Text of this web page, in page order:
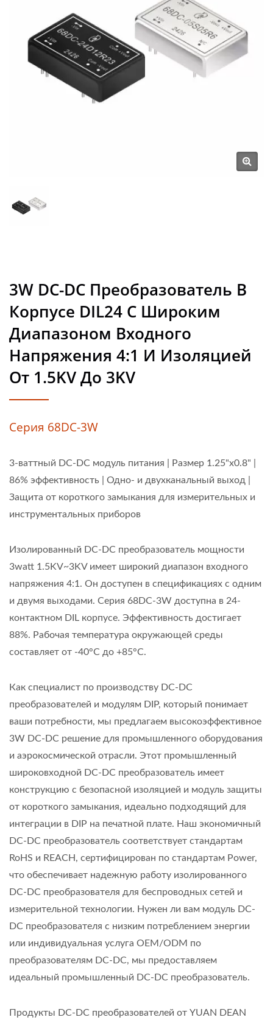
Инструментальных
Приборов / Более 32 Лет
Производитель
Источников Питания И
Магнитных Компонентов |
3W DC-DC Преобразователь В
Корпусе DIL24 С Широким
Диапазоном Входного
Напряжения 4:1 И Изоляцией
От 1.5KV До 3KV
Серия 68DC-3W
3-ваттный DC-DC модуль питания | Размер 1.25"x0.8" |
86% эффективность | Одно- и двухканальный выход |
Защита от короткого замыкания для измерительных и
инструментальных приборов
Изолированный DC-DC преобразователь мощности
3watt 1.5KV~3KV имеет широкий диапазон входного
напряжения 4:1. Он доступен в спецификациях с одним
и двумя выходами. Серия 68DC-3W доступна в 24-
контактном DIL корпусе. Эффективность достигает
88%. Рабочая температура окружающей среды
составляет от -40°C до +85°C.
Как специалист по производству DC-DC
преобразователей и модулям DIP, который понимает
ваши потребности, мы предлагаем высокоэффективное
3W DC-DC решение для промышленного оборудования
и аэрокосмической отрасли. Этот промышленный
широковходной DC-DC преобразователь имеет
конструкцию с безопасной изоляцией и модуль защиты
от короткого замыкания, идеально подходящий для
интеграции в DIP на печатной плате. Наш экономичный
DC-DC преобразователь соответствует стандартам
RoHS и REACH, сертифицирован по стандартам Power,
что обеспечивает надежную работу изолированного
DC-DC преобразователя для беспроводных сетей и
измерительной технологии. Нужен ли вам модуль DC-
DC преобразователя с низким потреблением энергии
или индивидуальная услуга OEM/ODM по
преобразователям DC-DC, мы предоставляем
идеальный промышленный DC-DC преобразователь.
Продукты DC-DC преобразователей от YUAN DEAN